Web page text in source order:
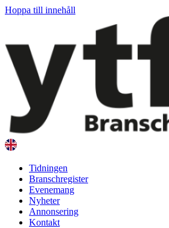
Hoppa till innehåll
Tidningen
Branschregister
Evenemang
Nyheter
Annonsering
Kontakt